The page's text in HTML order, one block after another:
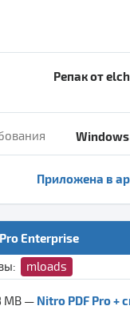
Репак от
Windows
Приложена в
Enterprise
mloads
MB — Nitro PDF Pro +